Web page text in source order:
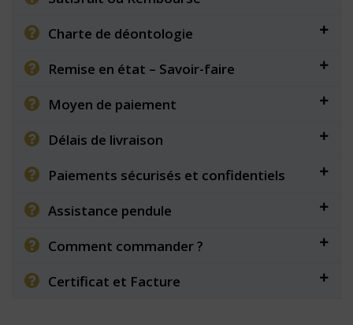
Charte de déontologie
Remise en état – Savoir-faire
Moyen de paiement
Délais de livraison
Paiements sécurisés et confidentiels
Assistance pendule
Comment commander ?
Certificat et Facture